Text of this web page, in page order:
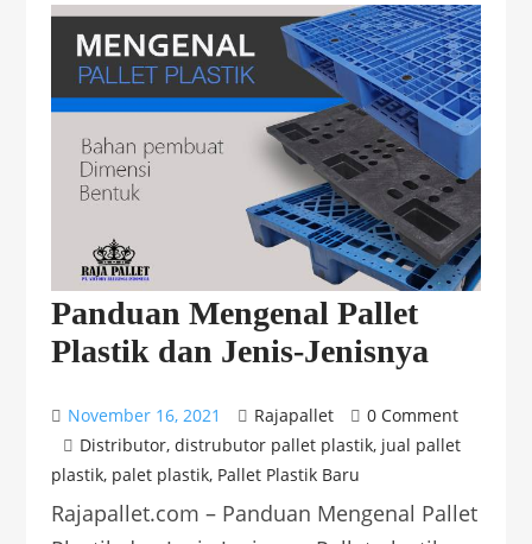
Panduan Mengenal Pallet
Plastik dan Jenis-Jenisnya
November 16, 2021 Rajapallet
0 Comment
Distributor, distrubutor pallet plastik, jual pallet
plastik, palet plastik, Pallet Plastik Baru
Rajapallet.com – Panduan Mengenal Pallet